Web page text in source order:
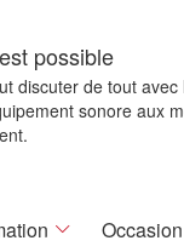
possible
discuter de tout avec
sonore aux
Occasion